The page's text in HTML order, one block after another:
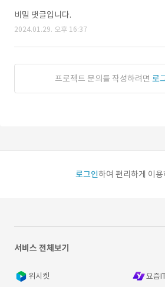
비밀 댓글입니다.
2024.01.29. 오후 16:37
프로젝트 문의를 작성하려면 로
로그인하여 편리하게 이
서비스 전체보기
위시켓 요즘